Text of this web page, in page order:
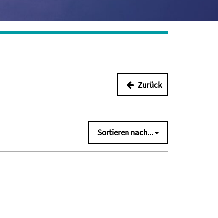
Zurück
Sortieren nach...